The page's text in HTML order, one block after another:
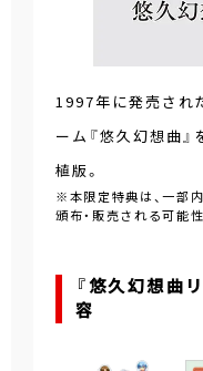
1997年に発売され
ーム『悠久幻想曲
植版。
※本限定特典は、一部
頒布・販売される可能
『悠久幻想曲
容